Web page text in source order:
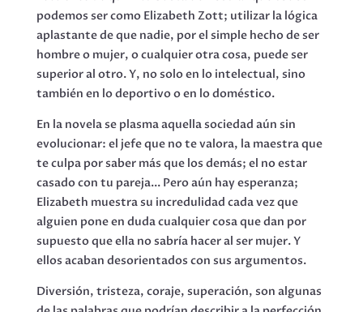
podemos ser como Elizabeth Zott; utilizar la lógica
aplastante de que nadie, por el simple hecho de ser
hombre o mujer, o cualquier otra cosa, puede ser
superior al otro. Y, no solo en lo intelectual, sino
también en lo deportivo o en lo doméstico.
En la novela se plasma aquella sociedad aún sin
evolucionar: el jefe que no te valora, la maestra que
te culpa por saber más que los demás; el no estar
casado con tu pareja... Pero aún hay esperanza;
Elizabeth muestra su incredulidad cada vez que
alguien pone en duda cualquier cosa que dan por
supuesto que ella no sabría hacer al ser mujer. Y
ellos acaban desorientados con sus argumentos.
Diversión, tristeza, coraje, superación, son algunas